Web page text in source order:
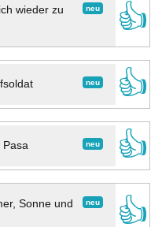
neu
wieder zu
👍
neu
👍
neu
Pasa
👍
neu
Sonne und
👍